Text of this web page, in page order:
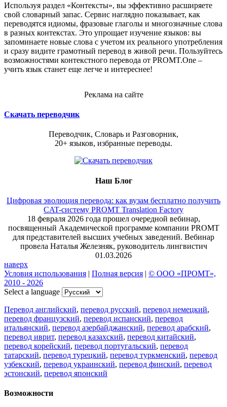
Используя раздел «Контексты», вы эффективно расширяете
свой словарный запас. Сервис наглядно показывает, как
переводятся идиомы, фразовые глаголы и многозначные слова
в разных контекстах. Это упрощает изучение языков: вы
запоминаете новые слова с учетом их реального употребления
и сразу видите грамотный перевод в живой речи. Пользуйтесь
возможностями контекстного перевода от PROMT.One –
учить язык станет еще легче и интереснее!
Реклама на сайте
Скачать переводчик
Переводчик, Словарь и Разговорник,
20+ языков, избранные переводы.
Наш Блог
Цифровая эволюция перевода: как вузам бесплатно получить
CAT-систему PROMT Translation Factory
18 февраля 2026 года прошел очередной вебинар,
посвященный Академической программе компании PROMT
для представителей высших учебных заведений. Вебинар
провела Наталья Железняк, руководитель лингвистич
01.03.2026
наверх
Условия использования | Полная версия | © ООО «ПРОМТ»,
2010 - 2026
Select a language
Перевод английский, перевод русский, перевод немецкий,
перевод французский, перевод испанский, перевод
итальянский, перевод азербайджанский, перевод арабский,
перевод иврит, перевод казахский, перевод китайский,
перевод корейский, перевод португальский, перевод
татарский, перевод турецкий, перевод туркменский, перевод
узбекский, перевод украинский, перевод финский, перевод
эстонский, перевод японский
Возможности